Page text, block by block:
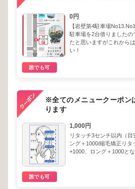
0円
【岩壁第4駐車場
駐車場を2台借りましたの
たと思いますがこれから
い！
誰でも可
※全てのメニュークーポン
ります
1,000円
リタッチ3センチ以内（
ング＋1000/縮毛矯正リタ
+1000、ロング＋1000と
誰でも可